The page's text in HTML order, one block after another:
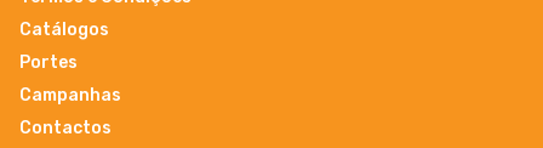
Catálogos
Portes
Campanhas
Contactos